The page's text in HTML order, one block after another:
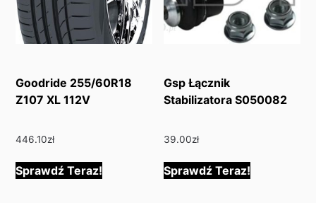
Goodride 255/60R18
Z107 XL 112V
446.10zł
Sprawdź Teraz!
Gsp Łącznik
Stabilizatora S050082
39.00zł
Sprawdź Teraz!